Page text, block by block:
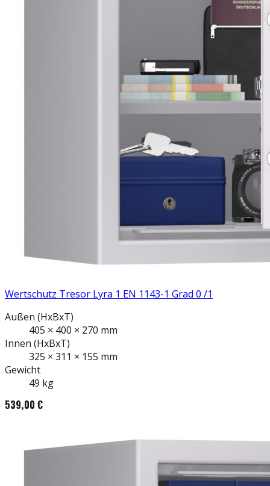
Wertschutz Tresor Lyra 1 EN 1143-1 Grad 0 /1
Außen (HxBxT)
405 × 400 × 270 mm
Innen (HxBxT)
325 × 311 × 155 mm
Gewicht
49 kg
539,00 €